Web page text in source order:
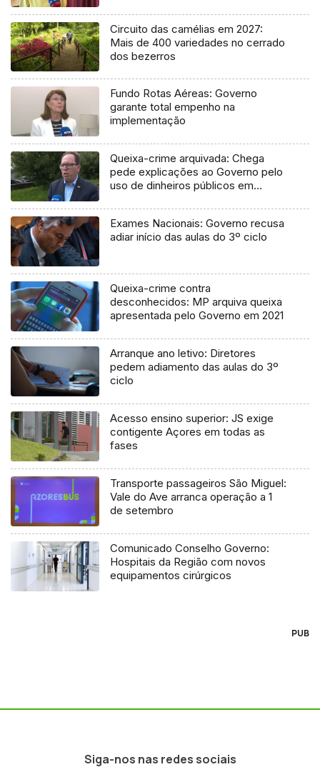
Circuito das camélias em 2027:
Mais de 400 variedades no cerrado
dos bezerros
Fundo Rotas Aéreas: Governo
garante total empenho na
implementação
Queixa-crime arquivada: Chega
pede explicações ao Governo pelo
uso de dinheiros públicos em
Exames Nacionais: Governo recusa
adiar início das aulas do 3º ciclo
Queixa-crime contra
desconhecidos: MP arquiva queixa
apresentada pelo Governo em 2021
Arranque ano letivo: Diretores
pedem adiamento das aulas do 3º
ciclo
Acesso ensino superior: JS exige
contigente Açores em todas as
fases
Transporte passageiros São Miguel:
Vale do Ave arranca operação a 1
de setembro
Comunicado Conselho Governo:
Hospitais da Região com novos
equipamentos cirúrgicos
PUB
Siga-nos nas redes sociais